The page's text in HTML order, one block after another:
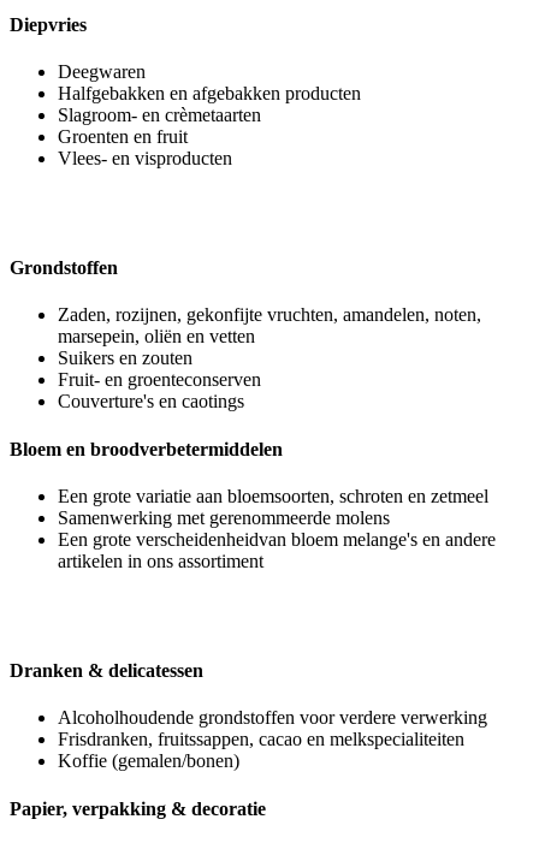
Diepvries
Deegwaren
Halfgebakken en afgebakken producten
Slagroom- en crèmetaarten
Groenten en fruit
Vlees- en visproducten
Grondstoffen
Zaden, rozijnen, gekonfijte vruchten, amandelen, noten,
marsepein, oliën en vetten
Suikers en zouten
Fruit- en groenteconserven
Couverture's en caotings
Bloem en broodverbetermiddelen
Een grote variatie aan bloemsoorten, schroten en zetmeel
Samenwerking met gerenommeerde molens
Een grote verscheidenheidvan bloem melange's en andere
artikelen in ons assortiment
Dranken & delicatessen
Alcoholhoudende grondstoffen voor verdere verwerking
Frisdranken, fruitssappen, cacao en melkspecialiteiten
Koffie (gemalen/bonen)
Papier, verpakking & decoratie